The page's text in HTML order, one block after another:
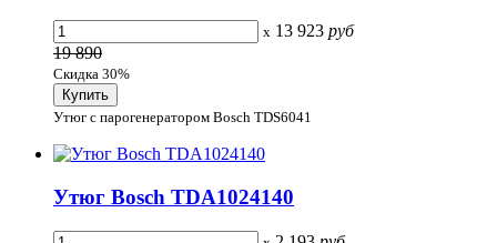
x 13 923 руб
19 890
Скидка 30%
Утюг с парогенератором Bosch TDS6041
Утюг Bosch TDA1024140